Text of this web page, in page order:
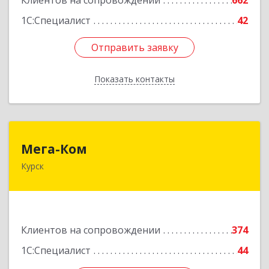
1С:Специалист
42
Отправить заявку
Показать контакты
Отправить заявку
Назад
Мега-Ком
Курск
Клиентов на сопровождении
374
1С:Специалист
44
305001, Курская обл, Курск г, Красной Армии ул,